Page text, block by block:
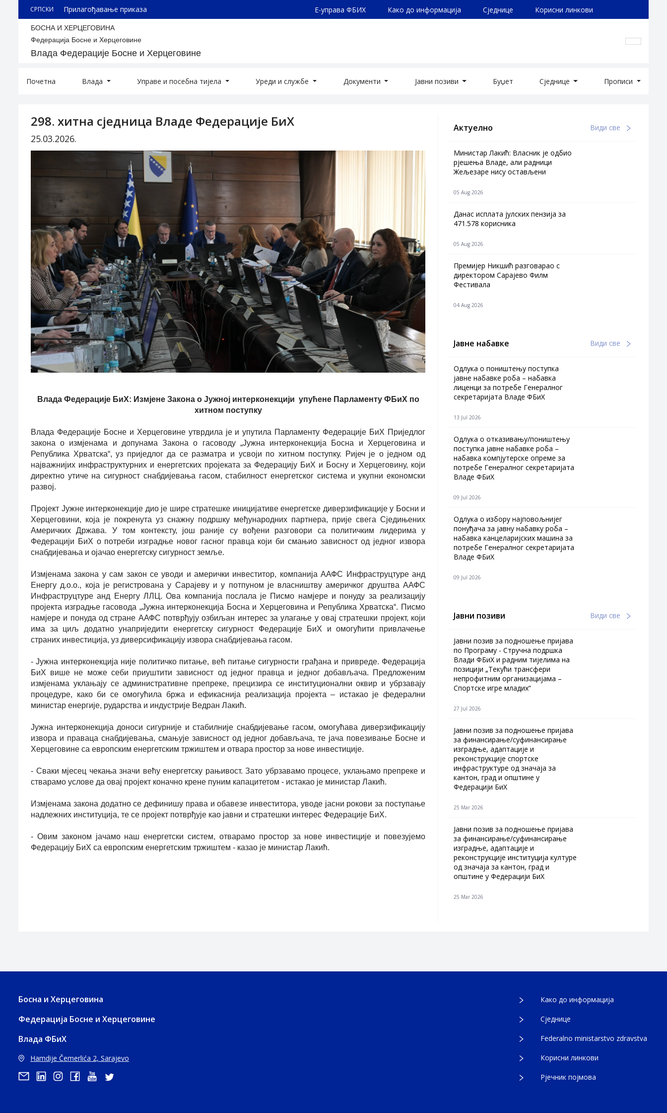
СРПСКИ Прилагођавање приказа Е-управа ФБИХ Како до информација Сједнице Корисни линкови
БОСНА И ХЕРЦЕГОВИНА
Федерација Босне и Херцеговине
Влада Федерације Босне и Херцеговине
Почетна Влада Управе и посебна тијела Уреди и службе Документи Јавни позиви Буџет Сједнице Прописи
298. хитна сједница Владе Федерације БиХ
25.03.2026.
Влада Федерације БиХ: Измјене Закона о Јужној интерконекцији упућене Парламенту ФБиХ по
хитном поступку
Влада Федерације Босне и Херцеговине утврдила је и упутила Парламенту Федерације БиХ Приједлог
закона о измјенама и допунама Закона о гасоводу „Јужна интерконекција Босна и Херцеговина и
Република Хрватска“, уз приједлог да се разматра и усвоји по хитном поступку. Ријеч је о једном од
најважнијих инфраструктурних и енергетских пројеката за Федерацију БиХ и Босну и Херцеговину, који
директно утиче на сигурност снабдијевања гасом, стабилност енергетског система и укупни економски
развој.
Пројект Јужне интерконекције дио је шире стратешке иницијативе енергетске диверзификације у Босни и
Херцеговини, која је покренута уз снажну подршку међународних партнера, прије свега Сједињених
Америчких Држава. У том контексту, још раније су вођени разговори са политичким лидерима у
Федерацији БиХ о потреби изградње новог гасног правца који би смањио зависност од једног извора
снабдијевања и ојачао енергетску сигурност земље.
Измјенама закона у сам закон се уводи и амерички инвеститор, компанија ААФС Инфраструцтуре анд
Енергy д.о.о., која је регистрована у Сарајеву и у потпуном је власништву америчког друштва ААФС
Инфраструцтуре анд Енергy ЛЛЦ. Ова компанија послала је Писмо намјере и понуду за реализацију
пројекта изградње гасовода „Јужна интерконекција Босна и Херцеговина и Република Хрватска“. Писмо
намјере и понуда од стране ААФС потврђују озбиљан интерес за улагање у овај стратешки пројект, који
има за циљ додатно унаприједити енергетску сигурност Федерације БиХ и омогућити привлачење
страних инвестиција, уз диверсификацију извора снабдијевања гасом.
- Јужна интерконекција није политичко питање, већ питање сигурности грађана и привреде. Федерација
БиХ више не може себи приуштити зависност од једног правца и једног добављача. Предложеним
измјенама уклањају се административне препреке, прецизира се институционални оквир и убрзавају
процедуре, како би се омогућила бржа и ефикаснија реализација пројекта – истакао је федерални
министар енергије, рударства и индустрије Ведран Лакић.
Јужна интерконекција доноси сигурније и стабилније снабдијевање гасом, омогућава диверзификацију
извора и праваца снабдијевања, смањује зависност од једног добављача, те јача повезивање Босне и
Херцеговине са европским енергетским тржиштем и отвара простор за нове инвестиције.
- Сваки мјесец чекања значи већу енергетску рањивост. Зато убрзавамо процесе, уклањамо препреке и
стварамо услове да овај пројект коначно крене пуним капацитетом - истакао је министар Лакић.
Измјенама закона додатно се дефинишу права и обавезе инвеститора, уводе јасни рокови за поступање
надлежних институција, те се пројект потврђује као јавни и стратешки интерес Федерације БиХ.
- Овим законом јачамо наш енергетски систем, отварамо простор за нове инвестиције и повезујемо
Федерацију БиХ са европским енергетским тржиштем - казао је министар Лакић.
Актуелно Види све
Министар Лакић: Власник је одбио
рјешења Владе, али радници
Жељезаре нису остављени
05 Aug 2026
Данас исплата јулских пензија за
471.578 корисника
05 Aug 2026
Премијер Никшић разговарао с
директором Сарајево Филм
Фестивала
04 Aug 2026
Јавне набавке Види све
Одлука о поништењу поступка
јавне набавке роба – набавка
лиценци за потребе Генералног
секретаријата Владе ФБиХ
13 Jul 2026
Одлука о отказивању/поништењу
поступка јавне набавке роба –
набавка компјутерске опреме за
потребе Генералног секретаријата
Владе ФБиХ
09 Jul 2026
Одлука о избору најповољнијег
понуђача за јавну набавку роба –
набавка канцеларијских машина за
потребе Генералног секретаријата
Владе ФБиХ
09 Jul 2026
Јавни позиви Види све
Јавни позив за подношење пријава
по Програму - Стручна подршка
Влади ФБиХ и радним тијелима на
позицији „Текући трансфери
непрофитним организацијама –
Спортске игре младих“
27 Jul 2026
Jавни позив за подношење пријава
за финансирање/суфинансирање
изградње, адаптације и
реконструкције спортске
инфраструктуре од значаја за
кантон, град и општине у
Федерацији БиХ
25 Mar 2026
Јавни позив за подношење пријава
за финансирање/суфинансирање
изградње, адаптације и
реконструкције институција културе
од значаја за кантон, град и
општине у Федерацији БиХ
25 Mar 2026
Босна и Херцеговина
Федерација Босне и Херцеговине
Влада ФБиХ
Hamdije Čemerlića 2, Sarajevo
Како до информација
Сједнице
Federalno ministarstvo zdravstva
Корисни линкови
Рјечник појмова